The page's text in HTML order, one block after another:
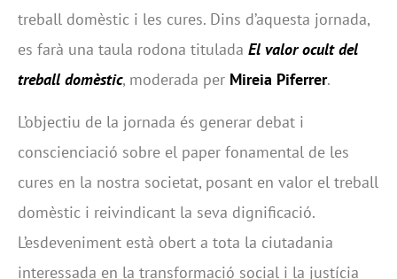
treball domèstic i les cures. Dins d’aquesta jornada,
es farà una taula rodona titulada El valor ocult del
treball domèstic, moderada per Mireia Piferrer.
L’objectiu de la jornada és generar debat i
conscienciació sobre el paper fonamental de les
cures en la nostra societat, posant en valor el treball
domèstic i reivindicant la seva dignificació.
L’esdeveniment està obert a tota la ciutadania
interessada en la transformació social i la justícia